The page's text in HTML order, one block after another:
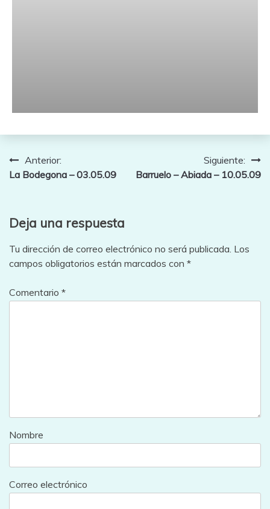
Navegación
Anterior:
La Bodegona – 03.05.09
Siguiente:
Barruelo – Abiada – 10.05.09
Deja una respuesta
Tu dirección de correo electrónico no será publicada. Los
campos obligatorios están marcados con *
Comentario *
Nombre
Correo electrónico